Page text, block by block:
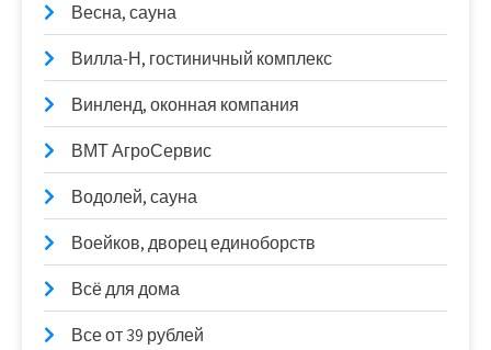
Весна, сауна
Вилла-Н, гостиничный комплекс
Винленд, оконная компания
ВМТ АгроСервис
Водолей, сауна
Воейков, дворец единоборств
Всё для дома
Все от 39 рублей